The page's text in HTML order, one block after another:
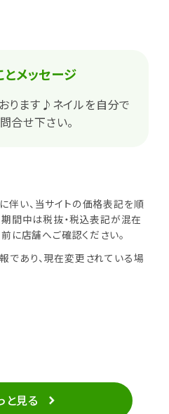
とメッセージ
ります♪ネイルを自分で
合せ下さい。
い、当サイトの価格表記を順
間中は税抜・税込表記が混在
に店舗へご確認ください。
あり、現在変更されている場
と見る